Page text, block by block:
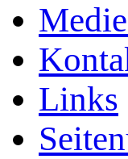
Links